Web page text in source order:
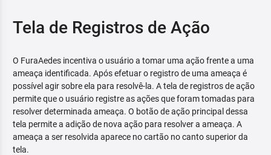
Tela de Registros de Ação
O FuraAedes incentiva o usuário a tomar uma ação frente a uma
ameaça identificada. Após efetuar o registro de uma ameaça é
possível agir sobre ela para resolvê-la. A tela de registros de ação
permite que o usuário registre as ações que foram tomadas para
resolver determinada ameaça. O botão de ação principal dessa
tela permite a adição de nova ação para resolver a ameaça. A
ameaça a ser resolvida aparece no cartão no canto superior da
tela.